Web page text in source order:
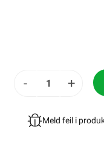
- +
Meld feil i